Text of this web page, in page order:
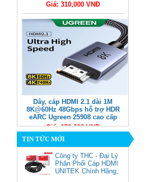
Giá: 310,000 VNĐ
Dây, cáp HDMI 2.1 dài 1M
8K@60Hz 48Gbps hỗ trợ HDR
eARC Ugreen 25908 cao cấp
Giá: 170,000 VNĐ
TIN TỨC MỚI
Công ty THC - Đại Lý
Phân Phối Cáp HDMI
UNITEK Chính Hãng,